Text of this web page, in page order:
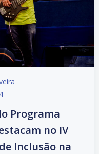
Programa
no IV
Inclusão na